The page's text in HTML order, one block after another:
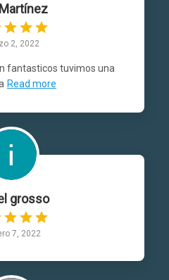
2, 2022
fantasticos tuvimos una
Read more
grosso
7, 2022